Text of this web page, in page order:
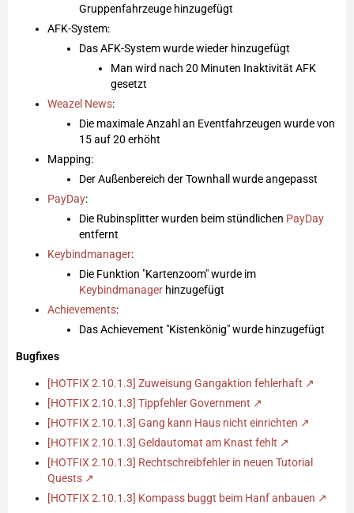
Gruppenfahrzeuge hinzugefügt
AFK-System:
Das AFK-System wurde wieder hinzugefügt
Man wird nach 20 Minuten Inaktivität AFK
gesetzt
Weazel News:
Die maximale Anzahl an Eventfahrzeugen wurde von
15 auf 20 erhöht
Mapping:
Der Außenbereich der Townhall wurde angepasst
PayDay:
Die Rubinsplitter wurden beim stündlichen PayDay
entfernt
Keybindmanager:
Die Funktion "Kartenzoom" wurde im
Keybindmanager hinzugefügt
Achievements:
Das Achievement "Kistenkönig" wurde hinzugefügt
Bugfixes
[HOTFIX 2.10.1.3] Zuweisung Gangaktion fehlerhaft
[HOTFIX 2.10.1.3] Tippfehler Government
[HOTFIX 2.10.1.3] Gang kann Haus nicht einrichten
[HOTFIX 2.10.1.3] Geldautomat am Knast fehlt
[HOTFIX 2.10.1.3] Rechtschreibfehler in neuen Tutorial
Quests
[HOTFIX 2.10.1.3] Kompass buggt beim Hanf anbauen